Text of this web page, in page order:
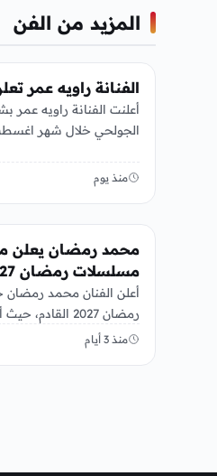
المزيد من الفن
الفنانة راويه عمر
أعلنت الفنانة راويه عمر
الجولحي خلال شهر اغسطس 2026، وفي وقت
منذ يوم
محمد رمضان
مسلسلات رمضان 2027
أعلن الفنان محمد
رمضان 2027
“عشماوي”،…
منذ 3 أيام